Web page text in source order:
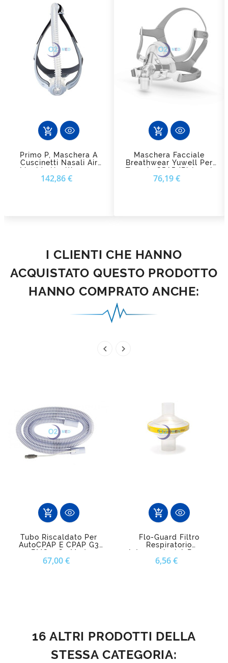
add_shopping_cart
Primo P, Maschera A
Cuscinetti Nasali Air
Liquide Healthcare -
Comfort E Libertà Di
142,86 €
add_shopping_cart
Maschera Facciale
Breathwear Yuwell Per
Terapia CPAP/Bi-Level
76,19 €
I CLIENTI CHE HANNO
ACQUISTATO QUESTO PRODOTTO
HANNO COMPRATO ANCHE:
 
add_shopping_cart
Tubo Riscaldato Per
AutoCPAP E CPAP G3
BMC – O2 Med
67,00 €
add_shopping_cart
Flo-Guard Filtro
Respiratorio
Intersurgical A Bassa
Resistenza Per CPAP E
6,56 €
16 ALTRI PRODOTTI DELLA
STESSA CATEGORIA: